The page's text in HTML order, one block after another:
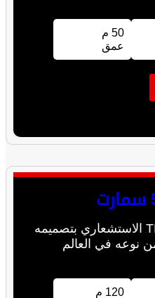
50 م
عمق
جهاز TITAN 500 SMART الاستشعاري بتصميمه
من نوعه في العالم
120 م